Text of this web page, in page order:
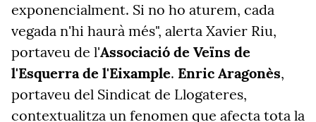
exponencialment. Si no ho aturem, cada
vegada n'hi haurà més", alerta Xavier Riu,
portaveu de l'Associació de Veïns de
l'Esquerra de l'Eixample. Enric Aragonès,
portaveu del Sindicat de Llogateres,
contextualitza un fenomen que afecta tota la